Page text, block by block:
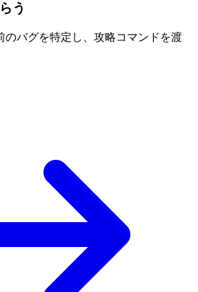
う
のバグを特定し、攻略コマンドを渡